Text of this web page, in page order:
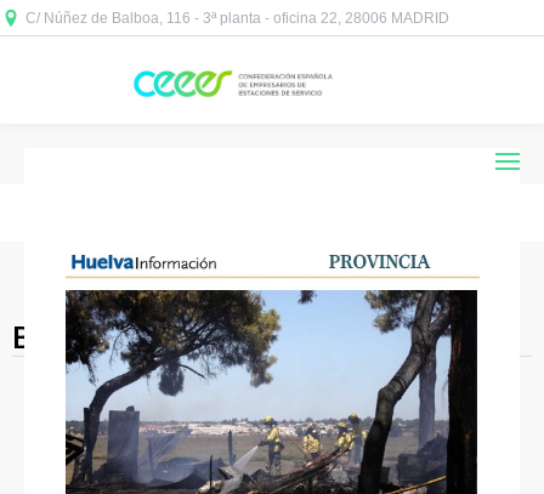
C/ Núñez de Balboa, 116 - 3ª planta - oficina 22, 28006 MADRID
Blog Archives